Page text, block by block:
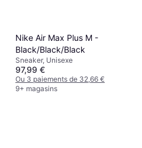
Nike Air Max Plus M -
Black/Black/Black
Sneaker, Unisexe
97,99 €
Ou 3 paiements de 32,66 €
9+ magasins